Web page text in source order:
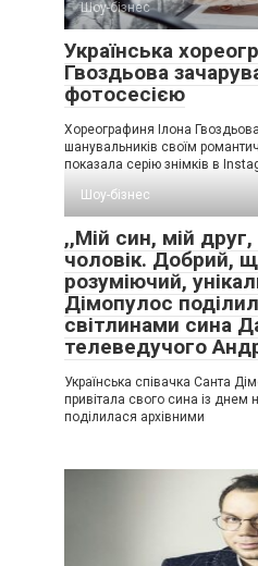
Шоу-бізнес
Українська
Гвоздьова
фотосесією
Хореографиня Ілона
шанувальників своїм
показала серію знімків в
Шоу-бізнес
,,Мій син, мій
чоловік. Добрий,
розуміючий,
Дімопулос
світлинами сина
телеведучого
Українська співачка Санта
привітала свого сина із
поділилася архівними